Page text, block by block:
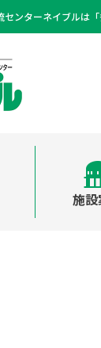
ンターネイブルは
施設